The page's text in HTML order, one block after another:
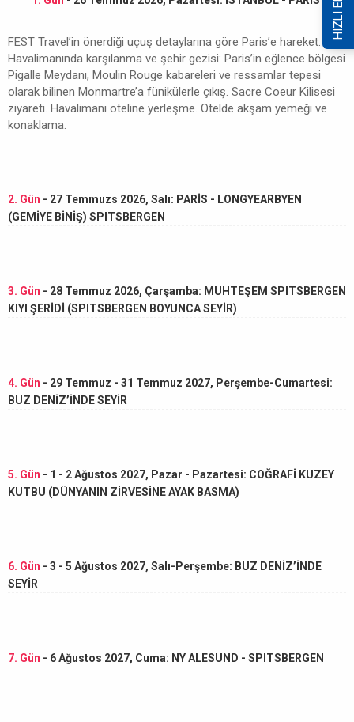
FEST Travel’in önerdiği uçuş detaylarına göre Paris’e hareket.
Havalimanında karşılanma ve şehir gezisi: Paris’in eğlence bölgesi
Pigalle Meydanı, Moulin Rouge kabareleri ve ressamlar tepesi
olarak bilinen Monmartre’a fünikülerle çıkış. Sacre Coeur Kilisesi
ziyareti. Havalimanı oteline yerleşme. Otelde akşam yemeği ve
konaklama.
2. Gün - 27 Temmuzs 2026, Salı: PARİS - LONGYEARBYEN
(GEMİYE BİNİŞ) SPITSBERGEN
3. Gün - 28 Temmuz 2026, Çarşamba: MUHTEŞEM SPITSBERGEN
KIYI ŞERİDİ (SPITSBERGEN BOYUNCA SEYİR)
4. Gün - 29 Temmuz - 31 Temmuz 2027, Perşembe-Cumartesi:
BUZ DENİZ’İNDE SEYİR
5. Gün - 1 - 2 Ağustos 2027, Pazar - Pazartesi: COĞRAFİ KUZEY
KUTBU (DÜNYANIN ZİRVESİNE AYAK BASMA)
6. Gün - 3 - 5 Ağustos 2027, Salı-Perşembe: BUZ DENİZ’İNDE
SEYİR
7. Gün - 6 Ağustos 2027, Cuma: NY ALESUND - SPITSBERGEN